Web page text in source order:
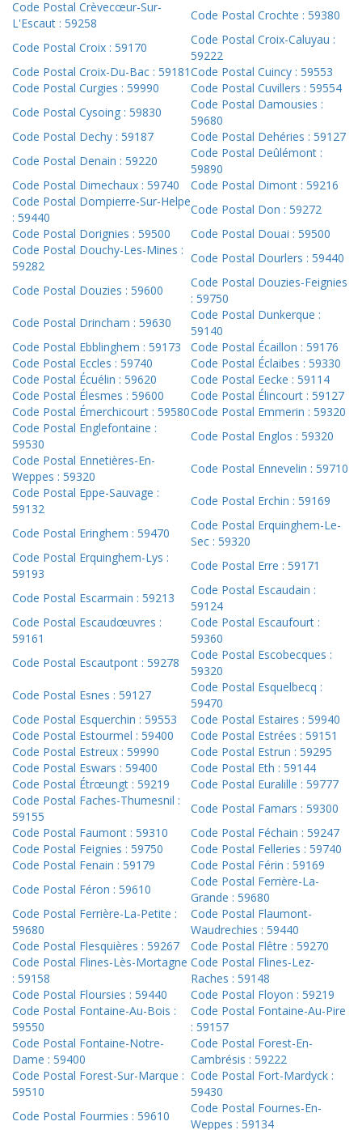
Code Postal Crèvecœur-Sur-
L'Escaut : 59258
Code Postal Crochte : 59380
Code Postal Croix : 59170
Code Postal Croix-Caluyau :
59222
Code Postal Croix-Du-Bac : 59181Code Postal Cuincy : 59553
Code Postal Curgies : 59990
Code Postal Cuvillers : 59554
Code Postal Cysoing : 59830
Code Postal Damousies :
59680
Code Postal Dechy : 59187
Code Postal Dehéries : 59127
Code Postal Denain : 59220
Code Postal Deûlémont :
59890
Code Postal Dimechaux : 59740
Code Postal Dimont : 59216
Code Postal Dompierre-Sur-Helpe
: 59440
Code Postal Don : 59272
Code Postal Dorignies : 59500
Code Postal Douai : 59500
Code Postal Douchy-Les-Mines :
59282
Code Postal Dourlers : 59440
Code Postal Douzies : 59600
Code Postal Douzies-Feignies
: 59750
Code Postal Drincham : 59630
Code Postal Dunkerque :
59140
Code Postal Ebblinghem : 59173
Code Postal Écaillon : 59176
Code Postal Eccles : 59740
Code Postal Éclaibes : 59330
Code Postal Écuélin : 59620
Code Postal Eecke : 59114
Code Postal Élesmes : 59600
Code Postal Élincourt : 59127
Code Postal Émerchicourt : 59580Code Postal Emmerin : 59320
Code Postal Englefontaine :
59530
Code Postal Englos : 59320
Code Postal Ennetières-En-
Weppes : 59320
Code Postal Ennevelin : 59710
Code Postal Eppe-Sauvage :
59132
Code Postal Erchin : 59169
Code Postal Eringhem : 59470
Code Postal Erquinghem-Le-
Sec : 59320
Code Postal Erquinghem-Lys :
59193
Code Postal Erre : 59171
Code Postal Escarmain : 59213
Code Postal Escaudain :
59124
Code Postal Escaudœuvres :
59161
Code Postal Escaufourt :
59360
Code Postal Escautpont : 59278
Code Postal Escobecques :
59320
Code Postal Esnes : 59127
Code Postal Esquelbecq :
59470
Code Postal Esquerchin : 59553
Code Postal Estaires : 59940
Code Postal Estourmel : 59400
Code Postal Estrées : 59151
Code Postal Estreux : 59990
Code Postal Estrun : 59295
Code Postal Eswars : 59400
Code Postal Eth : 59144
Code Postal Étrœungt : 59219
Code Postal Euralille : 59777
Code Postal Faches-Thumesnil :
59155
Code Postal Famars : 59300
Code Postal Faumont : 59310
Code Postal Féchain : 59247
Code Postal Feignies : 59750
Code Postal Felleries : 59740
Code Postal Fenain : 59179
Code Postal Férin : 59169
Code Postal Féron : 59610
Code Postal Ferrière-La-
Grande : 59680
Code Postal Ferrière-La-Petite :
59680
Code Postal Flaumont-
Waudrechies : 59440
Code Postal Flesquières : 59267
Code Postal Flêtre : 59270
Code Postal Flines-Lès-Mortagne
: 59158
Code Postal Flines-Lez-
Raches : 59148
Code Postal Floursies : 59440
Code Postal Floyon : 59219
Code Postal Fontaine-Au-Bois :
59550
Code Postal Fontaine-Au-Pire
: 59157
Code Postal Fontaine-Notre-
Dame : 59400
Code Postal Forest-En-
Cambrésis : 59222
Code Postal Forest-Sur-Marque :
59510
Code Postal Fort-Mardyck :
59430
Code Postal Fourmies : 59610
Code Postal Fournes-En-
Weppes : 59134